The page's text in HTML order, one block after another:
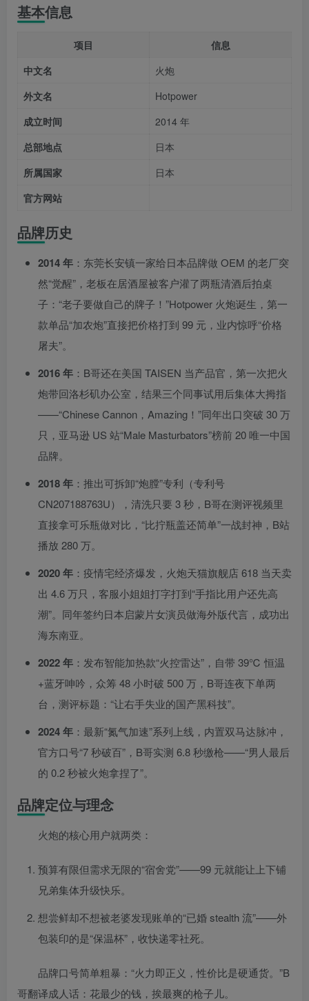
基本信息
项目
信息
中文名
火炮
外文名
Hotpower
成立时间
2014 年
总部地点
日本
所属国家
日本
官方网站
品牌历史
2014 年 ：东莞长安镇一家给日本品牌做 OEM 的老厂突
然“觉醒”，老板在居酒屋被客户灌了两瓶清酒后拍桌
子：“老子要做自己的牌子！”Hotpower 火炮诞生，第一
款单品“加农炮”直接把价格打到 99 元，业内惊呼“价格
屠夫”。
2016 年 ：B哥还在美国 TAISEN 当产品官，第一次把火
炮带回洛杉矶办公室，结果三个同事试用后集体大拇指
——“Chinese Cannon，Amazing！”同年出口突破 30 万
只，亚马逊 US 站“Male Masturbators”榜前 20 唯一中国
品牌。
2018 年 ：推出可拆卸“炮膛”专利（专利号
CN207188763U），清洗只要 3 秒，B哥在测评视频里
直接拿可乐瓶做对比，“比拧瓶盖还简单”一战封神，B站
播放 280 万。
2020 年 ：疫情宅经济爆发，火炮天猫旗舰店 618 当天卖
出 4.6 万只，客服小姐姐打字打到“手指比用户还先高
潮”。同年签约日本启蒙片女演员做海外版代言，成功出
海东南亚。
2022 年 ：发布智能加热款“火控雷达”，自带 39℃ 恒温
+蓝牙呻吟，众筹 48 小时破 500 万，B哥连夜下单两
台，测评标题：“让右手失业的国产黑科技”。
2024 年 ：最新“氮气加速”系列上线，内置双马达脉冲，
官方口号“7 秒破百”，B哥实测 6.8 秒缴枪——“男人最后
的 0.2 秒被火炮拿捏了”。
品牌定位与理念
火炮的核心用户就两类：
预算有限但需求无限的“宿舍党”——99 元就能让上下铺
兄弟集体升级快乐。
想尝鲜却不想被老婆发现账单的“已婚 stealth 流”——外
包装印的是“保温杯”，收快递零社死。
品牌口号简单粗暴：“火力即正义，性价比是硬通货。”B
哥翻译成人话：花最少的钱，挨最爽的枪子儿。